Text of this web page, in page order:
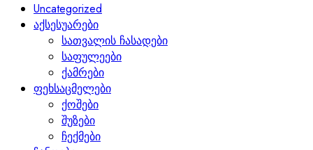
Uncategorized
აქსესუარები
სათვალის ჩასადები
საფულეები
ქამრები
ფეხსაცმელები
ქოშები
შუზები
ჩექმები